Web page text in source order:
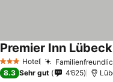
3 SterneHotel
Premier Inn
8.3 Sehr gut 4’625